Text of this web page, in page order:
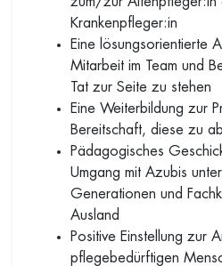
Krankenpfleger:in
Eine lösungsorientierte
Mitarbeit im Team und
Tat zur Seite zu stehen
Eine Weiterbildung zur
Bereitschaft, diese zu
Pädagogisches
Umgang mit Azubis
Generationen und
Ausland
Positive Einstellung zur
pflegebedürftigen